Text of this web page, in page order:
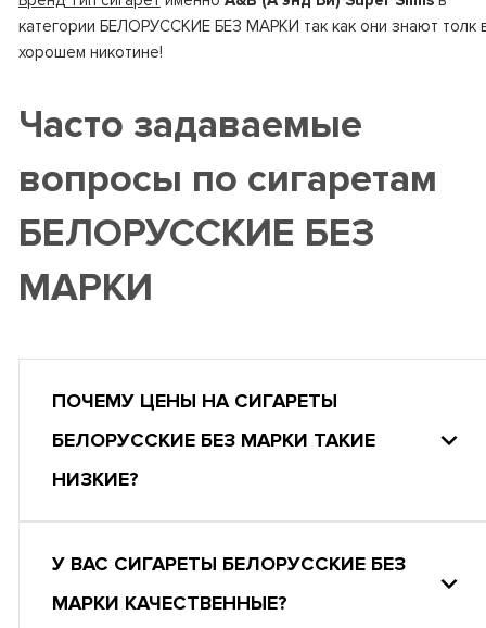
категории БЕЛОРУССКИЕ БЕЗ МАРКИ так как они знают толк
хорошем никотине!
Часто задаваемые
вопросы по сигаретам
БЕЛОРУССКИЕ БЕЗ
МАРКИ
ПОЧЕМУ ЦЕНЫ НА СИГАРЕТЫ
БЕЛОРУССКИЕ БЕЗ МАРКИ ТАКИЕ
НИЗКИЕ?
У ВАС СИГАРЕТЫ БЕЛОРУССКИЕ БЕЗ
МАРКИ КАЧЕСТВЕННЫЕ?